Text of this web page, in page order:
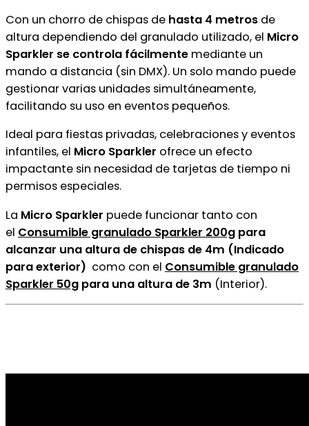
Con un chorro de chispas de hasta 4 metros de
altura dependiendo del granulado utilizado, el Micro
Sparkler se controla fácilmente mediante un
mando a distancia (sin DMX). Un solo mando puede
gestionar varias unidades simultáneamente,
facilitando su uso en eventos pequeños.
Ideal para fiestas privadas, celebraciones y eventos
infantiles, el Micro Sparkler ofrece un efecto
impactante sin necesidad de tarjetas de tiempo ni
permisos especiales.
La Micro Sparkler puede funcionar tanto con
el Consumible granulado Sparkler 200g para
alcanzar una altura de chispas de 4m (Indicado
para exterior) como con el Consumible granulado
Sparkler 50g para una altura de 3m (Interior).